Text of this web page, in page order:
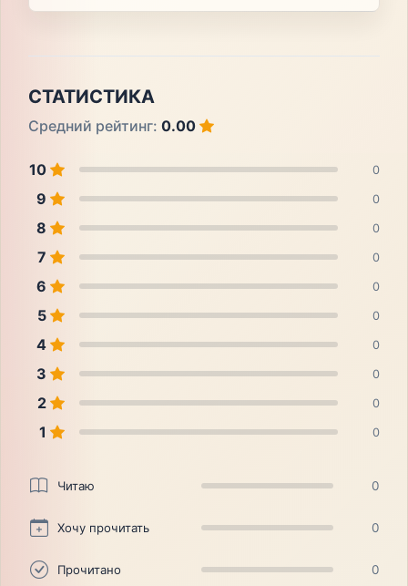
СТАТИСТИКА
Средний рейтинг: 0.00
10 0
9 0
8 0
7 0
6 0
5 0
4 0
3 0
2 0
1 0
Читаю 0
Хочу прочитать 0
Прочитано 0